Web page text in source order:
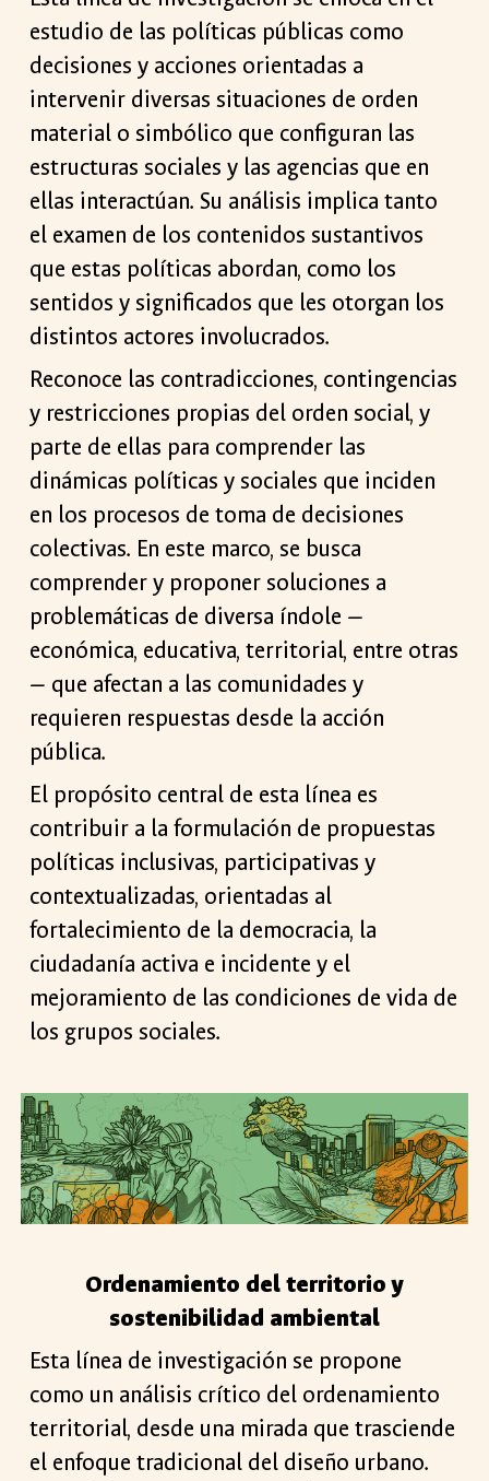
estudio de las políticas públicas como
decisiones y acciones orientadas a
intervenir diversas situaciones de orden
material o simbólico que configuran las
estructuras sociales y las agencias que en
ellas interactúan. Su análisis implica tanto
el examen de los contenidos sustantivos
que estas políticas abordan, como los
sentidos y significados que les otorgan los
distintos actores involucrados.
Reconoce las contradicciones, contingencias
y restricciones propias del orden social, y
parte de ellas para comprender las
dinámicas políticas y sociales que inciden
en los procesos de toma de decisiones
colectivas. En este marco, se busca
comprender y proponer soluciones a
problemáticas de diversa índole —
económica, educativa, territorial, entre otras
— que afectan a las comunidades y
requieren respuestas desde la acción
pública.
El propósito central de esta línea es
contribuir a la formulación de propuestas
políticas inclusivas, participativas y
contextualizadas, orientadas al
fortalecimiento de la democracia, la
ciudadanía activa e incidente y el
mejoramiento de las condiciones de vida de
los grupos sociales.
Ordenamiento del territorio y
sostenibilidad ambiental
Esta línea de investigación se propone
como un análisis crítico del ordenamiento
territorial, desde una mirada que trasciende
el enfoque tradicional del diseño urbano.